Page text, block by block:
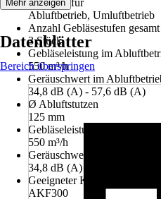
Geeignet für
Abluftbetrieb, Umluftbetrieb
Anzahl Gebläsestufen gesamt
3 Stück
Gebläseleistung im
550 m³/h
Geräuschwert im
34,8 dB (A) - 57,6 dB (A)
Ø Abluftstutzen
125 mm
Gebläseleistung im
550 m³/h
Geräuschwert im
34,8 dB (A) - 57,6 dB (A)
Geeigneter Kohlefilter für
AKF300
Mehr anzeigen
Datenblätter
Bereich überspringen